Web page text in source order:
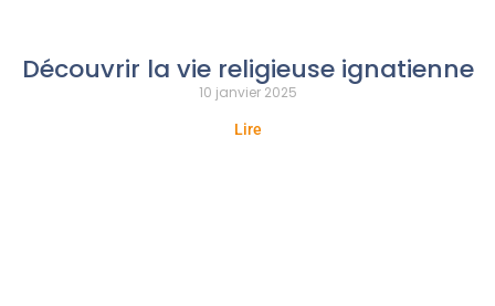
Découvrir la vie religieuse ignatienne
10 janvier 2025
Lire